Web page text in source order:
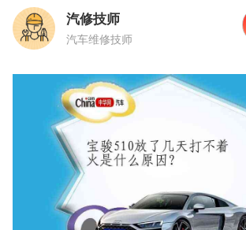
汽修技师
汽车维修技师